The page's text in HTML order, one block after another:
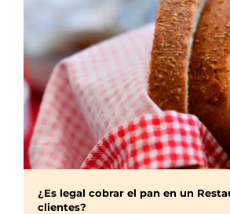
¿Es legal cobrar el pan en un
clientes?